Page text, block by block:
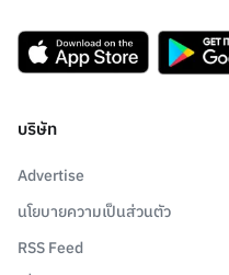
บริษัท
Advertise
นโยบายความเป็นส่วนตัว
RSS Feed